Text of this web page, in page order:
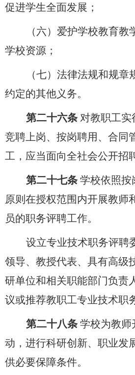
促进学生全面发展；
（六）爱护学校教育教
学校资源；
（七）法律法规和规章
约定的其他义务。
第二十六条 对教职工实
竞聘上岗、按岗聘用、合同
工，应当面向全社会公开招
第二十七条 学校依照按
原则在授权范围内开展教师
员的职务评聘工作。
设立专业技术职务评聘
领导、教授代表、具有高级
研单位和相关职能部门负责
议或推荐教职工专业技术职
第二十八条 学校为教师
动，进行科研创新、职业发
供必要保障条件。